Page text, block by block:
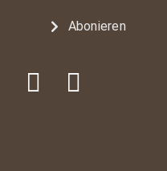
Abonieren